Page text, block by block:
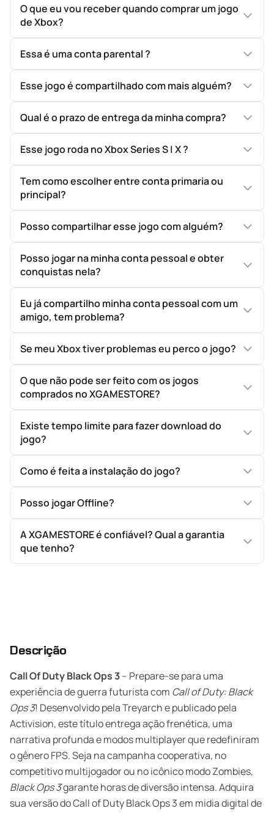
O que eu vou receber quando comprar um jogo
de Xbox?
Essa é uma conta parental ?
Esse jogo é compartilhado com mais alguém?
Qual é o prazo de entrega da minha compra?
Esse jogo roda no Xbox Series S | X ?
Tem como escolher entre conta primaria ou
principal?
Posso compartilhar esse jogo com alguém?
Posso jogar na minha conta pessoal e obter
conquistas nela?
Eu já compartilho minha conta pessoal com um
amigo, tem problema?
Se meu Xbox tiver problemas eu perco o jogo?
O que não pode ser feito com os jogos
comprados no XGAMESTORE?
Existe tempo limite para fazer download do
jogo?
Como é feita a instalação do jogo?
Posso jogar Offline?
A XGAMESTORE é confiável? Qual a garantia
que tenho?
Descrição
Call Of Duty Black Ops 3– Prepare-se para uma
experiência de guerra futurista com Call of Duty: Black
Ops 3! Desenvolvido pela Treyarch e publicado pela
Activision, este título entrega ação frenética, uma
narrativa profunda e modos multiplayer que redefiniram
o gênero FPS. Seja na campanha cooperativa, no
competitivo multijogador ou no icônico modo Zombies,
Black Ops 3garante horas de diversão intensa. Adquira
sua versão do Call of Duty Black Ops 3 em midia digital de